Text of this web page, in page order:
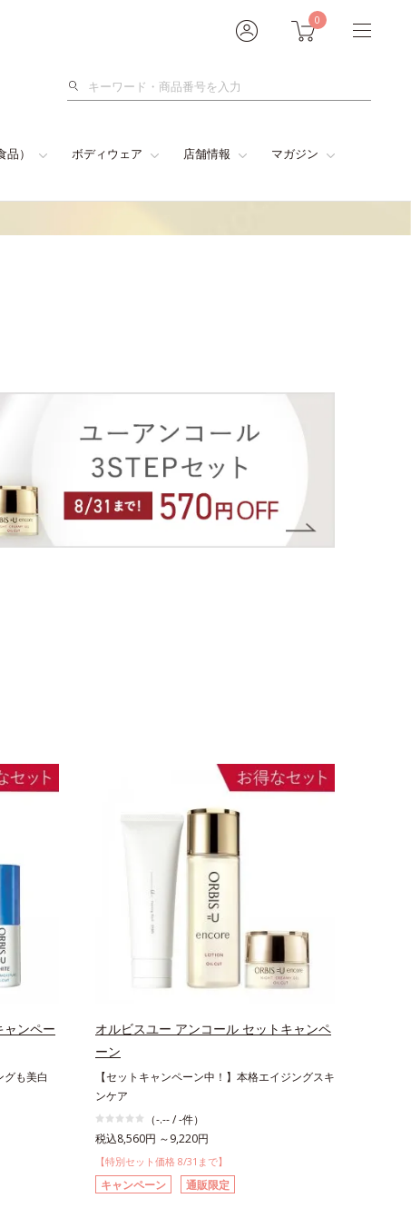
0
検
） ボディウェア 店舗情報 マガジン
ャンペー
グも美白
オルビスユー アンコール セットキャンペ
ーン
【セットキャンペーン中！】本格エイジングスキ
ンケア
（-.-- / -件）
税込8,560円 ～9,220円
【特別セット価格 8/31まで】
キャンペーン 通販限定